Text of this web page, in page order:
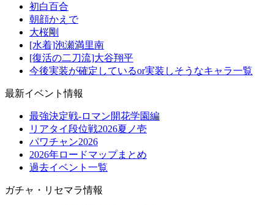
初白百合
朝顔かえで
大桜剛
[水着]泡瀬満里南
[復活の二刀流]大谷翔平
今後実装が確定しているor実装しそうなキャラ一覧
最新イベント情報
最強決定戦-ロマン開花学園編
リアタイ段位戦2026夏ノ壱
パワチャン2026
2026年ロードマップまとめ
過去イベント一覧
ガチャ・リセマラ情報